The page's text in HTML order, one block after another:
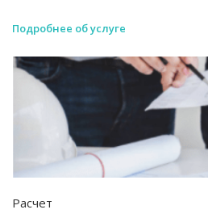
Подробнее об услуге
Расчет